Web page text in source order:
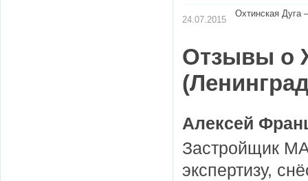
24.07.2015
Охтинская Дуга
Отзывы о
Алексей
Застройщик
экспертизу,